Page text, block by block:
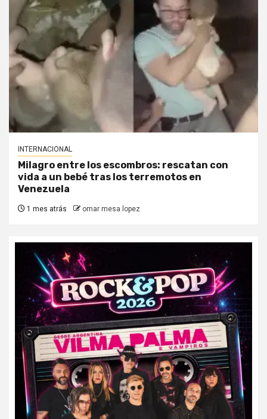
INTERNACIONAL
Milagro entre los escombros: rescatan con
vida a un bebé tras los terremotos en
Venezuela
1 mes atrás omar mesa lopez